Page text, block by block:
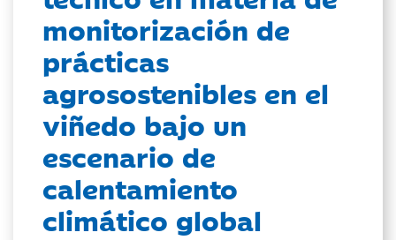
monitorización de
prácticas
agrosostenibles en el
viñedo bajo un
escenario de
calentamiento
climático global